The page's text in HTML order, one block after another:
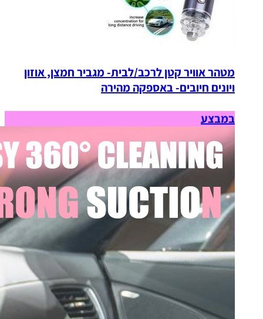
מטהר אוויר קטן לרכב/לבית- מגביר חמצן, אוזון
ויונים חיובים- באספקה מהירה
במבצע